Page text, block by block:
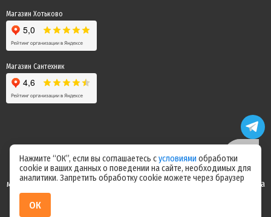
Магазин Хотьково
Магазин Сантехник
Цены на сайте не являются офертой! Актуальные цены уточняйте у
менеджера после оформления заказа! Спасибо за понимание! Команда
Нажмите “ОК”, если вы соглашаетесь сусловиями обработки
cookie и ваших данных о поведении на сайте, необходимых для
аналитики. Запретить обработку cookie можете через браузер
ОК